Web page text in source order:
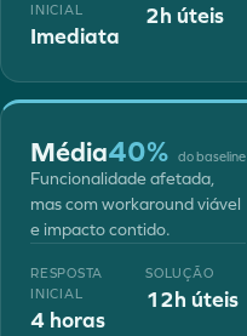
INICIAL
Imediata
2h úteis
Média40% do baseline
Funcionalidade afetada,
mas com workaround viável
e impacto contido.
RESPOSTA
INICIAL
4 horas
SOLUÇÃO
12h úteis